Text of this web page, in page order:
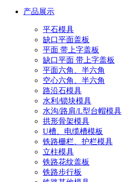
产品展示
平石模具
缺口平面盖板
平面 带上字盖板
缺口平面 带上字盖板
平面六角、半六角
空心六角、半六角
路沿石模具
水利/锁块模具
水沟/路肩/L型台帽模具
拱形骨架模具
U槽、电缆槽模板
铁路栅栏、护栏模具
立柱模具
铁路花纹盖板
铁路步行板